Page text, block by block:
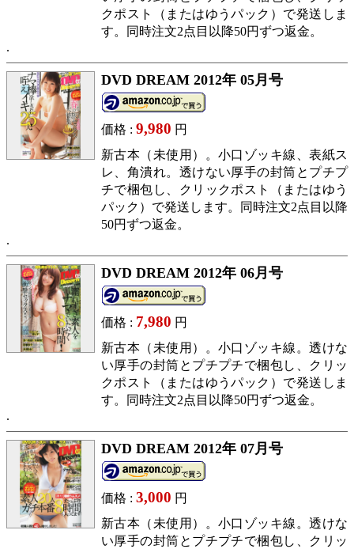
クポスト（またはゆうパック）で発送しま
す。同時注文2点目以降50円ずつ返金。
DVD DREAM 2012年 05月号
価格 : 9,980 円
新古本（未使用）。小口ゾッキ線、表紙ス
レ、角潰れ。透けない厚手の封筒とプチプ
チで梱包し、クリックポスト（またはゆう
パック）で発送します。同時注文2点目以降
50円ずつ返金。
DVD DREAM 2012年 06月号
価格 : 7,980 円
新古本（未使用）。小口ゾッキ線。透けな
い厚手の封筒とプチプチで梱包し、クリッ
クポスト（またはゆうパック）で発送しま
す。同時注文2点目以降50円ずつ返金。
DVD DREAM 2012年 07月号
価格 : 3,000 円
新古本（未使用）。小口ゾッキ線。透けな
い厚手の封筒とプチプチで梱包し、クリッ